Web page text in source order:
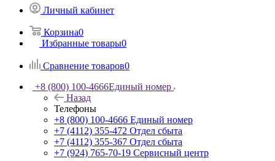
Личный кабинет
Корзина0
Избранные товары0
Сравнение товаров0
+8 (800) 100-4666Единый номер
Назад
Телефоны
+8 (800) 100-4666 Единый номер
+7 (4112) 355-472 Отдел сбыта
+7 (4112) 355-367 Отдел сбыта
+7 (924) 765-70-19 Сервисный центр